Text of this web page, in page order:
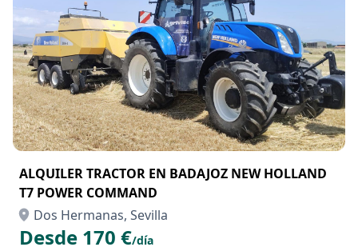
ALQUILER TRACTOR EN BADAJOZ NEW HOLLAND
T7 POWER COMMAND
Dos Hermanas, Sevilla
Desde 170 €/día